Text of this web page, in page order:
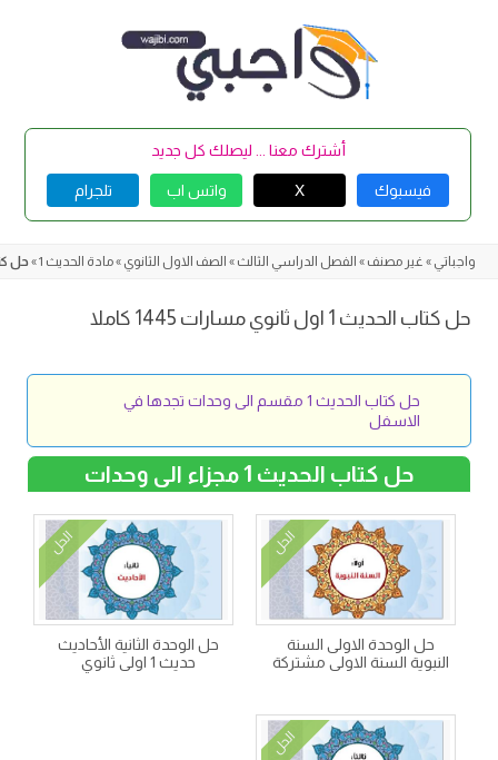
أشترك معنا ... ليصلك كل جديد
فيسبوك X واتس اب تلجرام
واجباتي » غير مصنف » الفصل الدراسي الثالث » الصف الاول الثانوي »مادة الحديث 1 » حل كتاب
حل كتاب الحديث 1 اول ثانوي مسارات 1445 كاملا
حل كتاب الحديث 1 مقسم الى وحدات تجدها في
الاسفل
حل كتاب الحديث 1 مجزاء الى وحدات
الحل
حل الوحدة الاولى السنة
النبوية السنة الاولى مشتركة
الحل
حل الوحدة الثانية الأحاديث
حديث 1 اولى ثانوي
الحل